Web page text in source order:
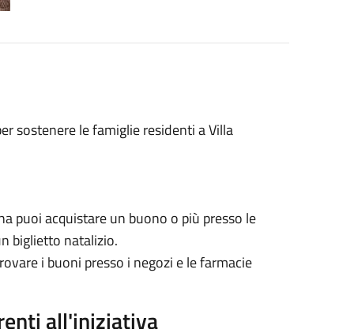
sostenere le famiglie residenti a Villa
puoi acquistare un buono o più presso le
biglietto natalizio.
i buoni presso i negozi e le farmacie
all'iniziativa